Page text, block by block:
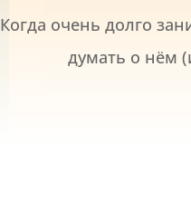
Когда очень долго
думать о нём